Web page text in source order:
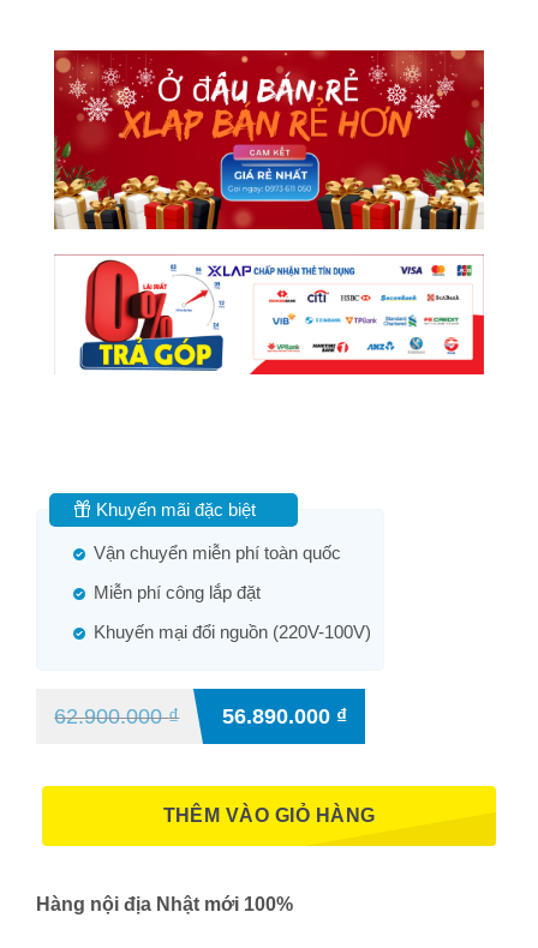
Khuyến mãi đặc biệt
Vận chuyển miễn phí toàn quốc
Miễn phí công lắp đặt
Khuyến mại đổi nguồn (220V-100V)
62.900.000₫ 56.890.000 ₫
THÊM VÀO GIỎ HÀNG
Hàng nội địa Nhật mới 100%